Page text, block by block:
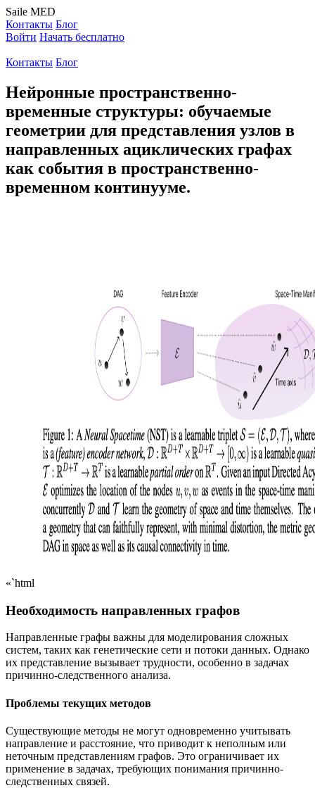
Saile MED
Контакты Блог
Войти Начать бесплатно
Контакты Блог
Нейронные пространственно-
временные структуры: обучаемые
геометрии для представления узлов в
направленных ациклических графах
как события в пространственно-
временном континууме.
«`html
Необходимость направленных графов
Направленные графы важны для моделирования сложных
систем, таких как генетические сети и потоки данных. Однако
их представление вызывает трудности, особенно в задачах
причинно-следственного анализа.
Проблемы текущих методов
Существующие методы не могут одновременно учитывать
направление и расстояние, что приводит к неполным или
неточным представлениям графов. Это ограничивает их
применение в задачах, требующих понимания причинно-
следственных связей.